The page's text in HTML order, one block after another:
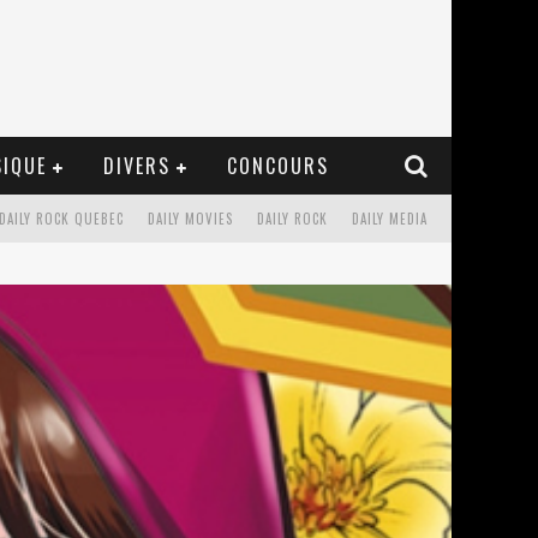
DIVERS CONCOURS
DAILY MEDIA
DAILY ROCK
DAILY MOVIES
DAILY ROCK QUEBEC